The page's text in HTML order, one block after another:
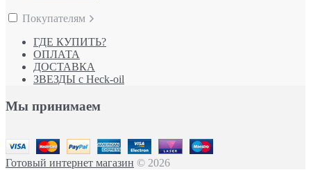
Покупателям
ГДЕ КУПИТЬ?
ОПЛАТА
ДОСТАВКА
ЗВЕЗДЫ с Heck-oil
Мы принимаем
Готовый интернет магазин © 2026